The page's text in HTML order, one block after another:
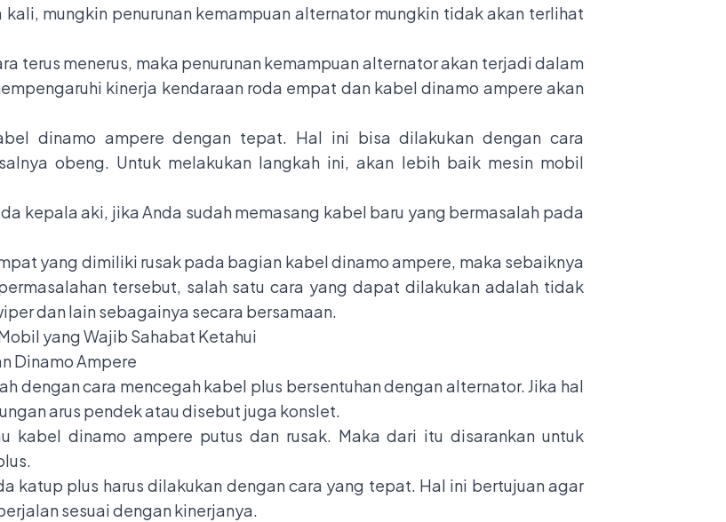
mungkin penurunan kemampuan alternator mungkin tidak akan terlihat
terus menerus, maka penurunan kemampuan alternator akan terjadi dalam
kinerja kendaraan roda empat dan kabel dinamo ampere akan
dinamo ampere dengan tepat. Hal ini bisa dilakukan dengan cara
obeng. Untuk melakukan langkah ini, akan lebih baik mesin mobil
kepala aki, jika Anda sudah memasang kabel baru yang bermasalah pada
yang dimiliki rusak pada bagian kabel dinamo ampere, maka sebaiknya
tersebut, salah satu cara yang dapat dilakukan adalah tidak
dan lain sebagainya secara bersamaan.
yang Wajib Sahabat Ketahui
Dinamo Ampere
dengan cara mencegah kabel plus bersentuhan dengan alternator. Jika hal
arus pendek atau disebut juga konslet.
kabel dinamo ampere putus dan rusak. Maka dari itu disarankan untuk
katup plus harus dilakukan dengan cara yang tepat. Hal ini bertujuan agar
sesuai dengan kinerjanya.